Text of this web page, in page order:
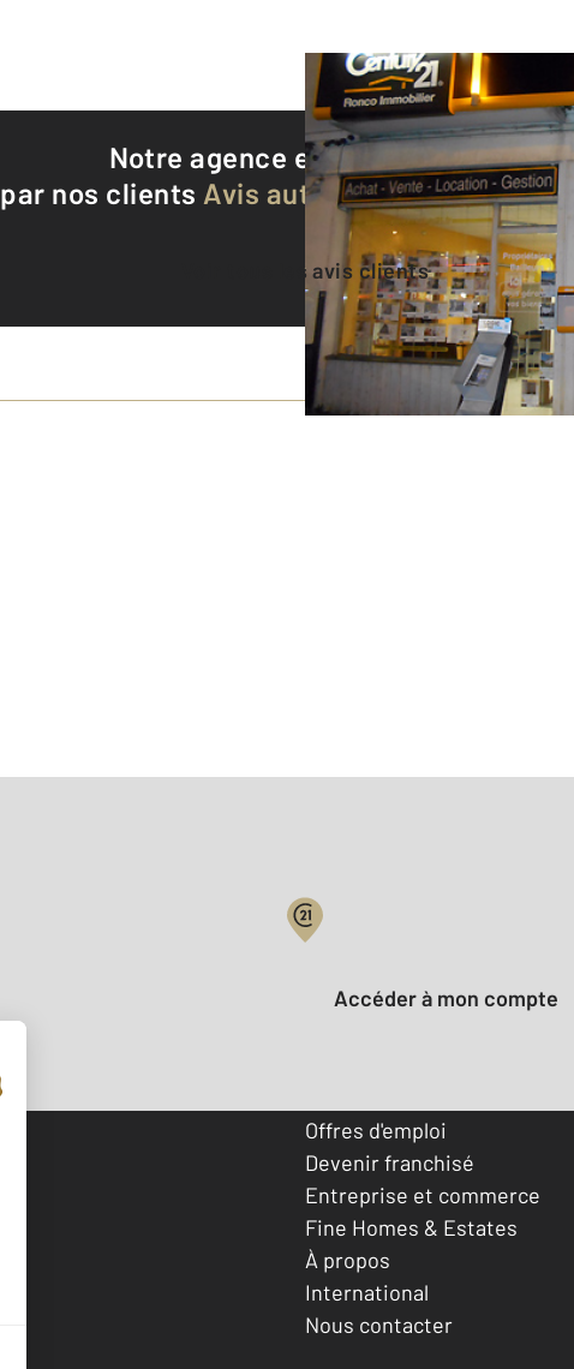
Notre agence est notée9,1/10
par nos clients Avis authentifiés par
Voir tous les avis clients
Votre compte :
Accéder à mon compte
Offres d'emploi
Devenir franchisé
Entreprise et commerce
Fine Homes & Estates
À propos
International
Nous contacter